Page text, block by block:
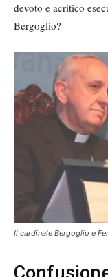
devoto e acritico
Bergoglio?
Il cardinale Bergoglio e